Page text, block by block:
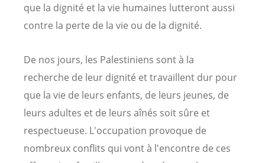
que la dignité et la vie humaines lutteront aussi
contre la perte de la vie ou de la dignité.
De nos jours, les Palestiniens sont à la
recherche de leur dignité et travaillent dur pour
que la vie de leurs enfants, de leurs jeunes, de
leurs adultes et de leurs aînés soit sûre et
respectueuse. L'occupation provoque de
nombreux conflits qui vont à l'encontre de ces